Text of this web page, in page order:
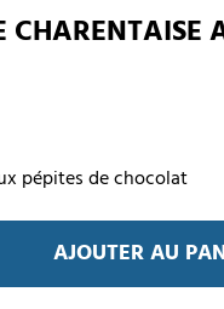
CHARENTAISE
pépites de chocolat
AJOUTER AU